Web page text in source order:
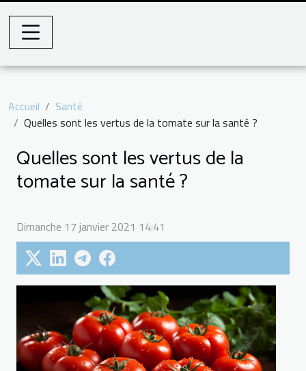
Accueil
Santé
Quelles sont les vertus de la tomate sur la santé ?
Quelles sont les vertus de la
tomate sur la santé ?
Dimanche 17 janvier 2021 14:41